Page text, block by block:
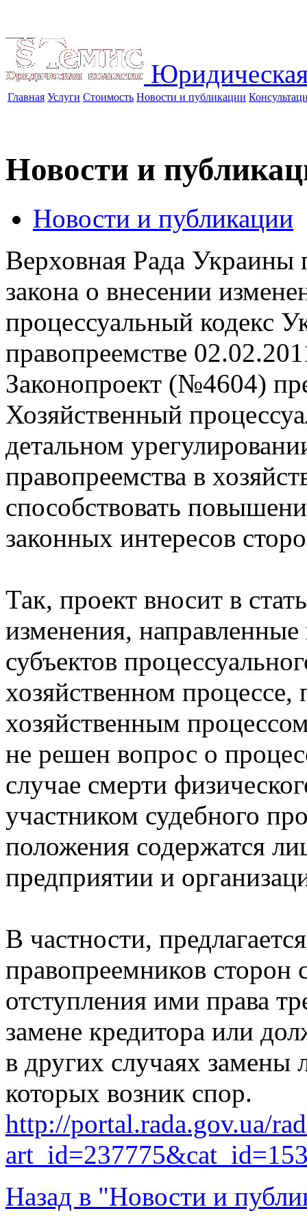
Главная Услуги Стоимость Новости и публикации
Новости и
Новости и публикации
Верховная Рада Украины
закона о внесении
процессуальный кодекс
правопреемстве
Законопроект (№4604)
Хозяйственный
детальном
правопреемства в
способствовать
законных интересов
Так, проект вносит в
изменения,
субъектов
хозяйственном
хозяйственным
не решен вопрос о
случае смерти
участником судебного
положения содержатся
предприятии и
В частности,
правопреемников сторон
отступления ими права
замене кредитора или
в других случаях
которых возник спор.
http://portal.rada.gov.ua/
Назад в "Новости и